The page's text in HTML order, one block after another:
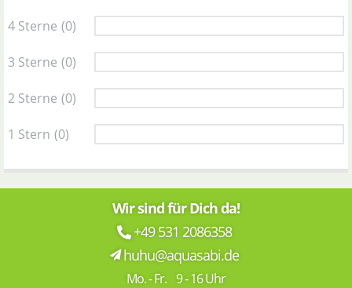
4 Sterne (0)
3 Sterne (0)
2 Sterne (0)
1 Stern (0)
Wir sind für Dich da!
+49 531 2086358
huhu@aquasabi.de
Mo. - Fr. 9 - 16 Uhr